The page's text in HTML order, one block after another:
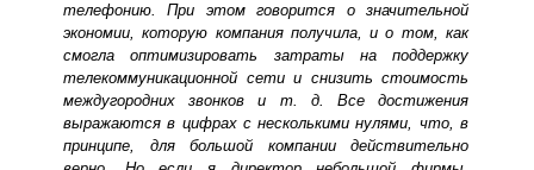
телефонию. При этом говорится о значительной
экономии, которую компания получила, и о том, как
смогла оптимизировать затраты на поддержку
телекоммуникационной сети и снизить стоимость
междугородних звонков и т. д. Все достижения
выражаются в цифрах с несколькими нулями, что, в
принципе, для большой компании действительно